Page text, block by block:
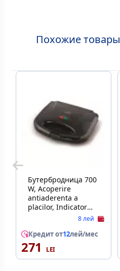
Похожие товары
Бутербродница 700
W, Acoperire
antiaderenta a
placilor, Indicator
TKT005K
8 лей
Кредит от12лей/мес
271